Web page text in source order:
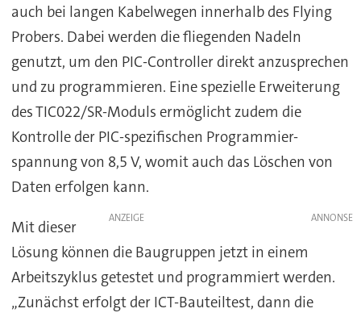
auch bei langen Kabelwegen innerhalb des Flying
Probers. Dabei werden die fliegenden Nadeln
genutzt, um den PIC-Controller direkt anzusprechen
und zu programmieren. Eine spezielle Erweiterung
des TIC022/SR-Moduls ermöglicht zudem die
Kontrolle der PIC-spezifischen Programmier-
spannung von 8,5 V, womit auch das Löschen von
Daten erfolgen kann.
ANZEIGE
Mit dieser
Lösung können die Baugruppen jetzt in einem
Arbeitszyklus getestet und programmiert werden.
„Zunächst erfolgt der ICT-Bauteiltest, dann die